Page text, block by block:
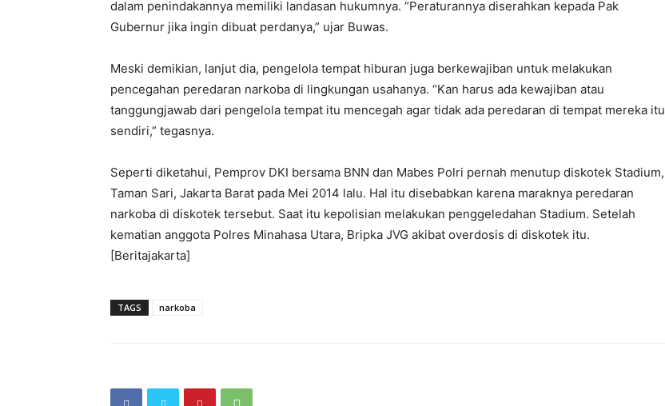
dalam penindakannya memiliki landasan hukumnya. “Peraturannya diserahkan kepada Pak
Gubernur jika ingin dibuat perdanya,” ujar Buwas.
Meski demikian, lanjut dia, pengelola tempat hiburan juga berkewajiban untuk melakukan
pencegahan peredaran narkoba di lingkungan usahanya. “Kan harus ada kewajiban atau
tanggungjawab dari pengelola tempat itu mencegah agar tidak ada peredaran di tempat mereka itu
sendiri,” tegasnya.
Seperti diketahui, Pemprov DKI bersama BNN dan Mabes Polri pernah menutup diskotek Stadium,
Taman Sari, Jakarta Barat pada Mei 2014 lalu. Hal itu disebabkan karena maraknya peredaran
narkoba di diskotek tersebut. Saat itu kepolisian melakukan penggeledahan Stadium. Setelah
kematian anggota Polres Minahasa Utara, Bripka JVG akibat overdosis di diskotek itu.
[Beritajakarta]
TAGS narkoba